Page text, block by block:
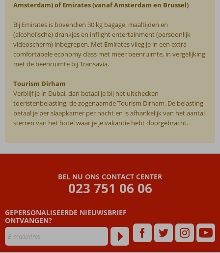
Amsterdam) of Emirates (vanaf Amsterdam en Brussel)
Bij Emirates is bovendien 30 kg bagage, maaltijden en
(alcoholische) drankjes en inflight entertainment (persoonlijk
videoscherm) inbegrepen. Met Emirates vlieg je in een extra
comfortabele economy class met meer beenruimte, in vergelijking
met de beenruimte bij Transavia.
Tourism Dirham
Verblijf je in Dubai, dan betaal je bij het uitchecken
toeristenbelasting; de zogenaamde Tourism Dirham. De belasting
betaal je per slaapkamer per nacht en is afhankelijk van het aantal
sterren van het hotel waar je je vakantie hebt doorgebracht.
na
hun
verblijf
in
BEL NU ONS CONTACT CENTER
023 751 06 06
GEPERSONALISEERDE NIEUWSBRIEF
ONTVANGEN?